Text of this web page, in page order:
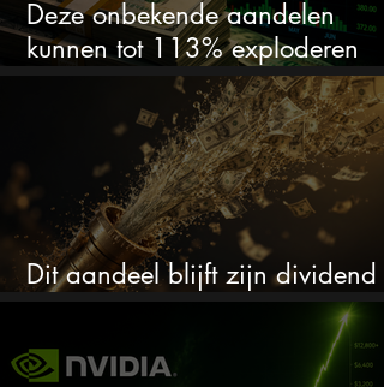
Deze onbekende aandelen
kunnen tot 113% exploderen
(één springt eruit)
Dit aandeel blijft zijn dividend
verhogen, wat er ook gebeurt